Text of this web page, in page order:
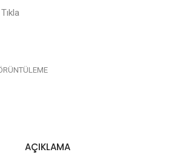
AÇIKLAMA